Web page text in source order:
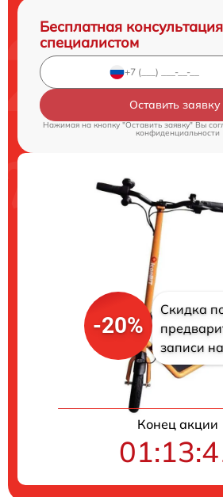
Бесплатная
специалистом
Оставить заявку
Нажимая на кнопку "Оставить заявку" Вы
конфиденциальности
-20%
Скидка
записи
Конец акции